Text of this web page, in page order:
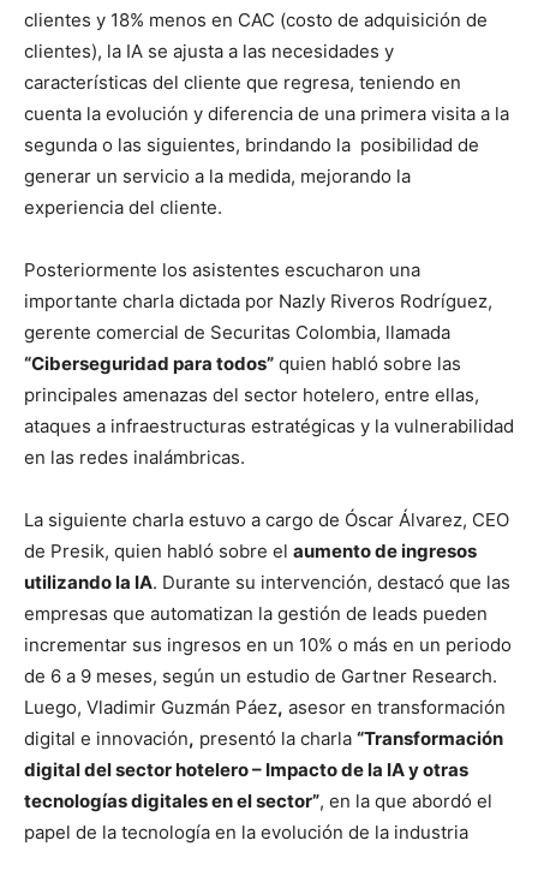
clientes y 18% menos en CAC (costo de adquisición de
clientes), la IA se ajusta a las necesidades y
características del cliente que regresa, teniendo en
cuenta la evolución y diferencia de una primera visita a la
segunda o las siguientes, brindando la posibilidad de
generar un servicio a la medida, mejorando la
experiencia del cliente.
Posteriormente los asistentes escucharon una
importante charla dictada por Nazly Riveros Rodríguez,
gerente comercial de Securitas Colombia, llamada
“Ciberseguridad para todos” quien habló sobre las
principales amenazas del sector hotelero, entre ellas,
ataques a infraestructuras estratégicas y la vulnerabilidad
en las redes inalámbricas.
La siguiente charla estuvo a cargo de Óscar Álvarez, CEO
de Presik, quien habló sobre el aumento de ingresos
utilizando la IA. Durante su intervención, destacó que las
empresas que automatizan la gestión de leads pueden
incrementar sus ingresos en un 10% o más en un periodo
de 6 a 9 meses, según un estudio de Gartner Research.
Luego, Vladimir Guzmán Páez, asesor en transformación
digital e innovación, presentó la charla “Transformación
digital del sector hotelero – Impacto de la IA y otras
tecnologías digitales en el sector”, en la que abordó el
papel de la tecnología en la evolución de la industria